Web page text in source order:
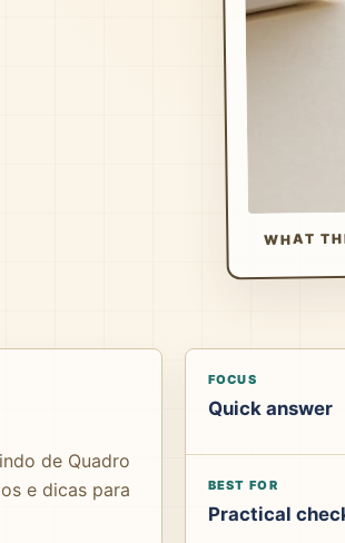
WHAT
de Quadro
e dicas para
FOCUS
Quick answer
BEST FOR
Practical